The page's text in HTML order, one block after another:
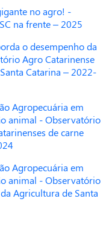
no agro! -
SC na frente – 2025
o desempenho da
Agro Catarinense
Catarina – 2022-
Agropecuária em
animal - Observatório
de carne
Agropecuária em
animal - Observatório
Agricultura de Santa